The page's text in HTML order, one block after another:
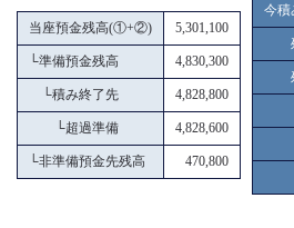
当座預金残高(①+②) 5,301,100
└準備預金残高 4,830,300
└積み終了先 4,828,800
└超過準備 4,828,600
└非準備預金先残高 470,800
今積